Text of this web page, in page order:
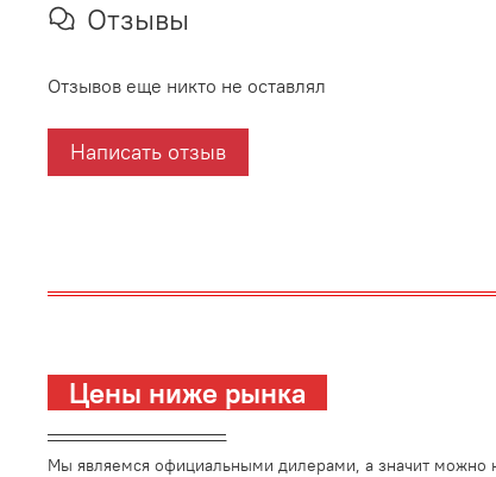
Отзывы
Отзывов еще никто не оставлял
Написать отзыв
Цены ниже рынка
_________________________
Мы являемся официальными дилерами, а значит можно